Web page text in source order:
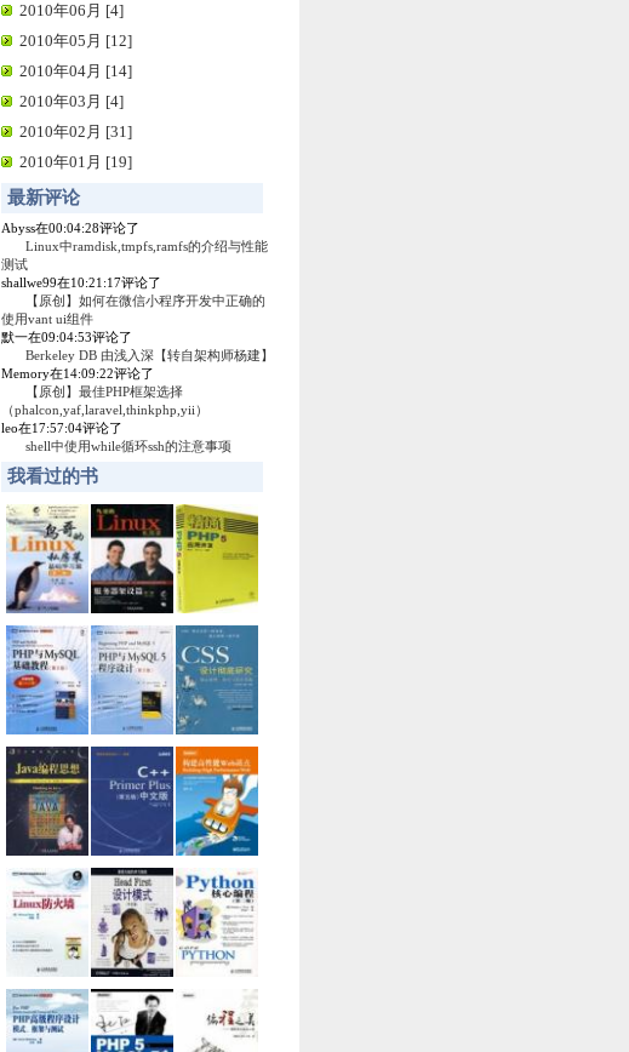
2010年06月 [4]
2010年05月 [12]
2010年04月 [14]
2010年03月 [4]
2010年02月 [31]
2010年01月 [19]
最新评论
Abyss在00:04:28评论了
Linux中ramdisk,tmpfs,ramfs的介绍与性能
测试
shallwe99在10:21:17评论了
【原创】如何在微信小程序开发中正确的
使用vant ui组件
默一在09:04:53评论了
Berkeley DB 由浅入深【转自架构师杨建】
Memory在14:09:22评论了
【原创】最佳PHP框架选择
（phalcon,yaf,laravel,thinkphp,yii）
leo在17:57:04评论了
shell中使用while循环ssh的注意事项
我看过的书